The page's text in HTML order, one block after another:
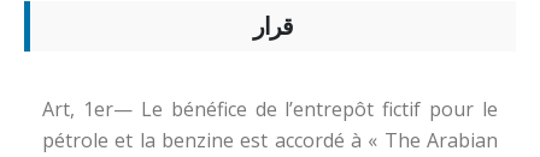
قرار
Art, 1er— Le bénéfice de l’entrepôt fictif pour le
pétrole et la benzine est accordé à « The Arabian